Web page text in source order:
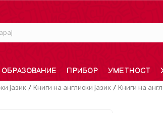
ОБРАЗОВАНИЕ ПРИБОР УМЕТНОСТ
јазик Книги на англиски јазик Книги на